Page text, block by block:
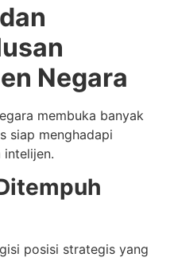
Negara
membuka banyak
siap menghadapi
intelijen.
posisi strategis yang